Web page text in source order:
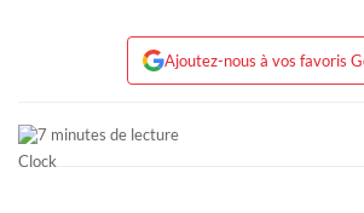
Ajoutez-nous à vos favoris
7 minutes de lecture